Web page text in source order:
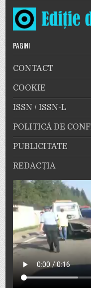
PAGINI
CONTACT
COOKIE
ISSN / ISSN-L
POLITICĂ DE
PUBLICITATE
REDACȚIA